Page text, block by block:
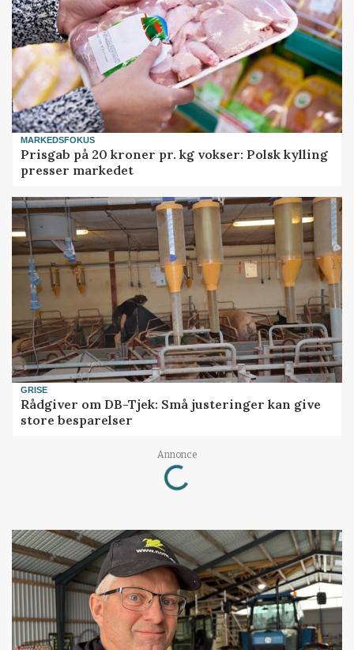
MARKEDSFOKUS
Prisgab på 20 kroner pr. kg vokser: Polsk kylling
presser markedet
GRISE
Rådgiver om DB-Tjek: Små justeringer kan give
store besparelser
Annonce
Loading...